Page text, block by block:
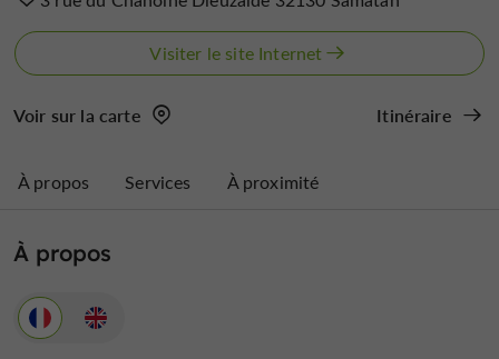
Visiter le site Internet
Voir sur la carte Itinéraire
À propos Services À proximité
À propos